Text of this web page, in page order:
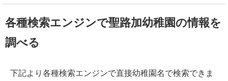
各種検索エンジンで聖路加幼稚園の情報を
調べる
下記より各種検索エンジンで直接幼稚園名で検索できま